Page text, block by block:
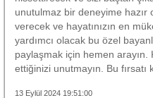
unutulmaz bir deneyime hazır
verecek ve hayatınızın en
yardımcı olacak bu özel
paylaşmak için hemen
ettiğinizi unutmayın. Bu fırsatı
13 Eylül 2024 19:51:00